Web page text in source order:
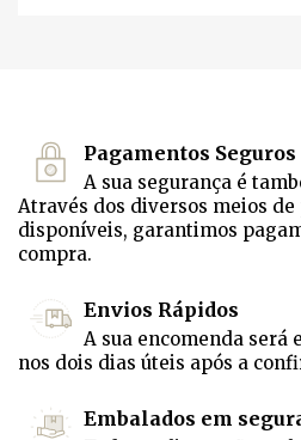
Pagamentos Seguros
A sua segurança é
Através dos diversos meios
disponíveis, garantimos
compra.
Envios Rápidos
A sua encomenda
nos dois dias úteis após a
Embalados em